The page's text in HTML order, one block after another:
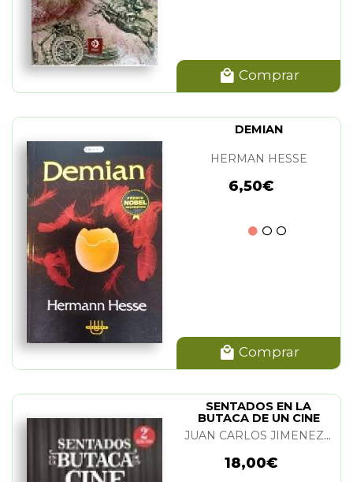
Comprar
DEMIAN
HERMAN HESSE
6,50€
Comprar
SENTADOS EN LA
BUTACA DE UN CINE
JUAN CARLOS JIMENEZ RUIZ
18,00€